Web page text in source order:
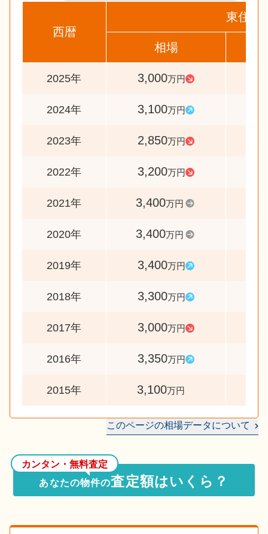
西暦
東住吉
相場
2025年 3,000万円
2024年 3,100万円
2023年 2,850万円
2022年 3,200万円
2021年 3,400万円
2020年 3,400万円
2019年 3,400万円
2018年 3,300万円
2017年 3,000万円
2016年 3,350万円
2015年 3,100万円
このページの相場データについて
カンタン・無料査定
あなたの物件の査定額はいくら？